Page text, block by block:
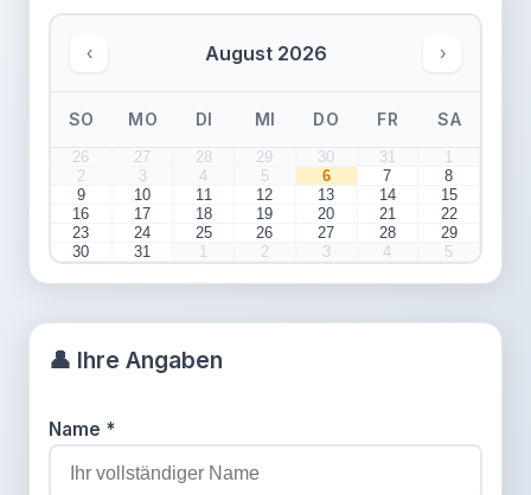
‹ August 2026 ›
SO MO DI MI DO FR SA
26 27 28 29 30 31
1
2
3 4 5 6 7
8
9
10 11 12 13 14
15
16
17 18 19 20 21
22
23
24 25 26 27 28
29
30
31 1 2 3 4 5
👤 Ihre Angaben
Name *